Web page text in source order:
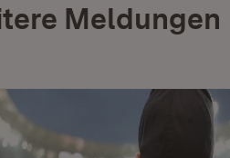
Meldungen